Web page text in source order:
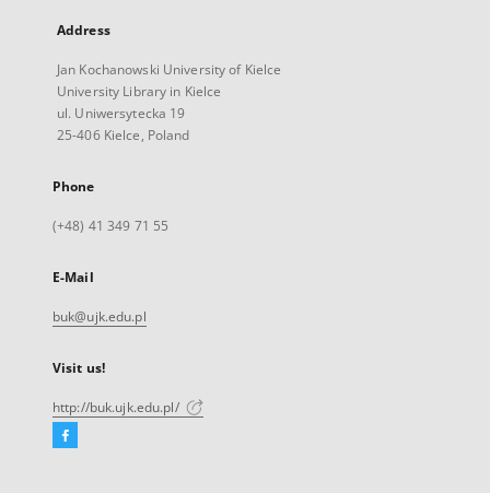
Address
Jan Kochanowski University of Kielce
University Library in Kielce
ul. Uniwersytecka 19
25-406 Kielce, Poland
Phone
(+48) 41 349 71 55
E-Mail
buk@ujk.edu.pl
Visit us!
http://buk.ujk.edu.pl/
Facebook